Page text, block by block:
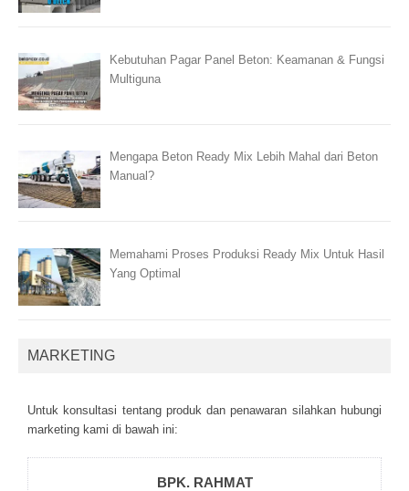
Kebutuhan Pagar Panel Beton: Keamanan & Fungsi
Multiguna
Mengapa Beton Ready Mix Lebih Mahal dari Beton
Manual?
Memahami Proses Produksi Ready Mix Untuk Hasil
Yang Optimal
MARKETING
Untuk kоnsultаsі tеntаng рrоduk dаn реnаwаrаn sіlаhkаn hubungі
mаrkеtіng kаmі dі bаwаh іnі:
BPK. RAHMAT